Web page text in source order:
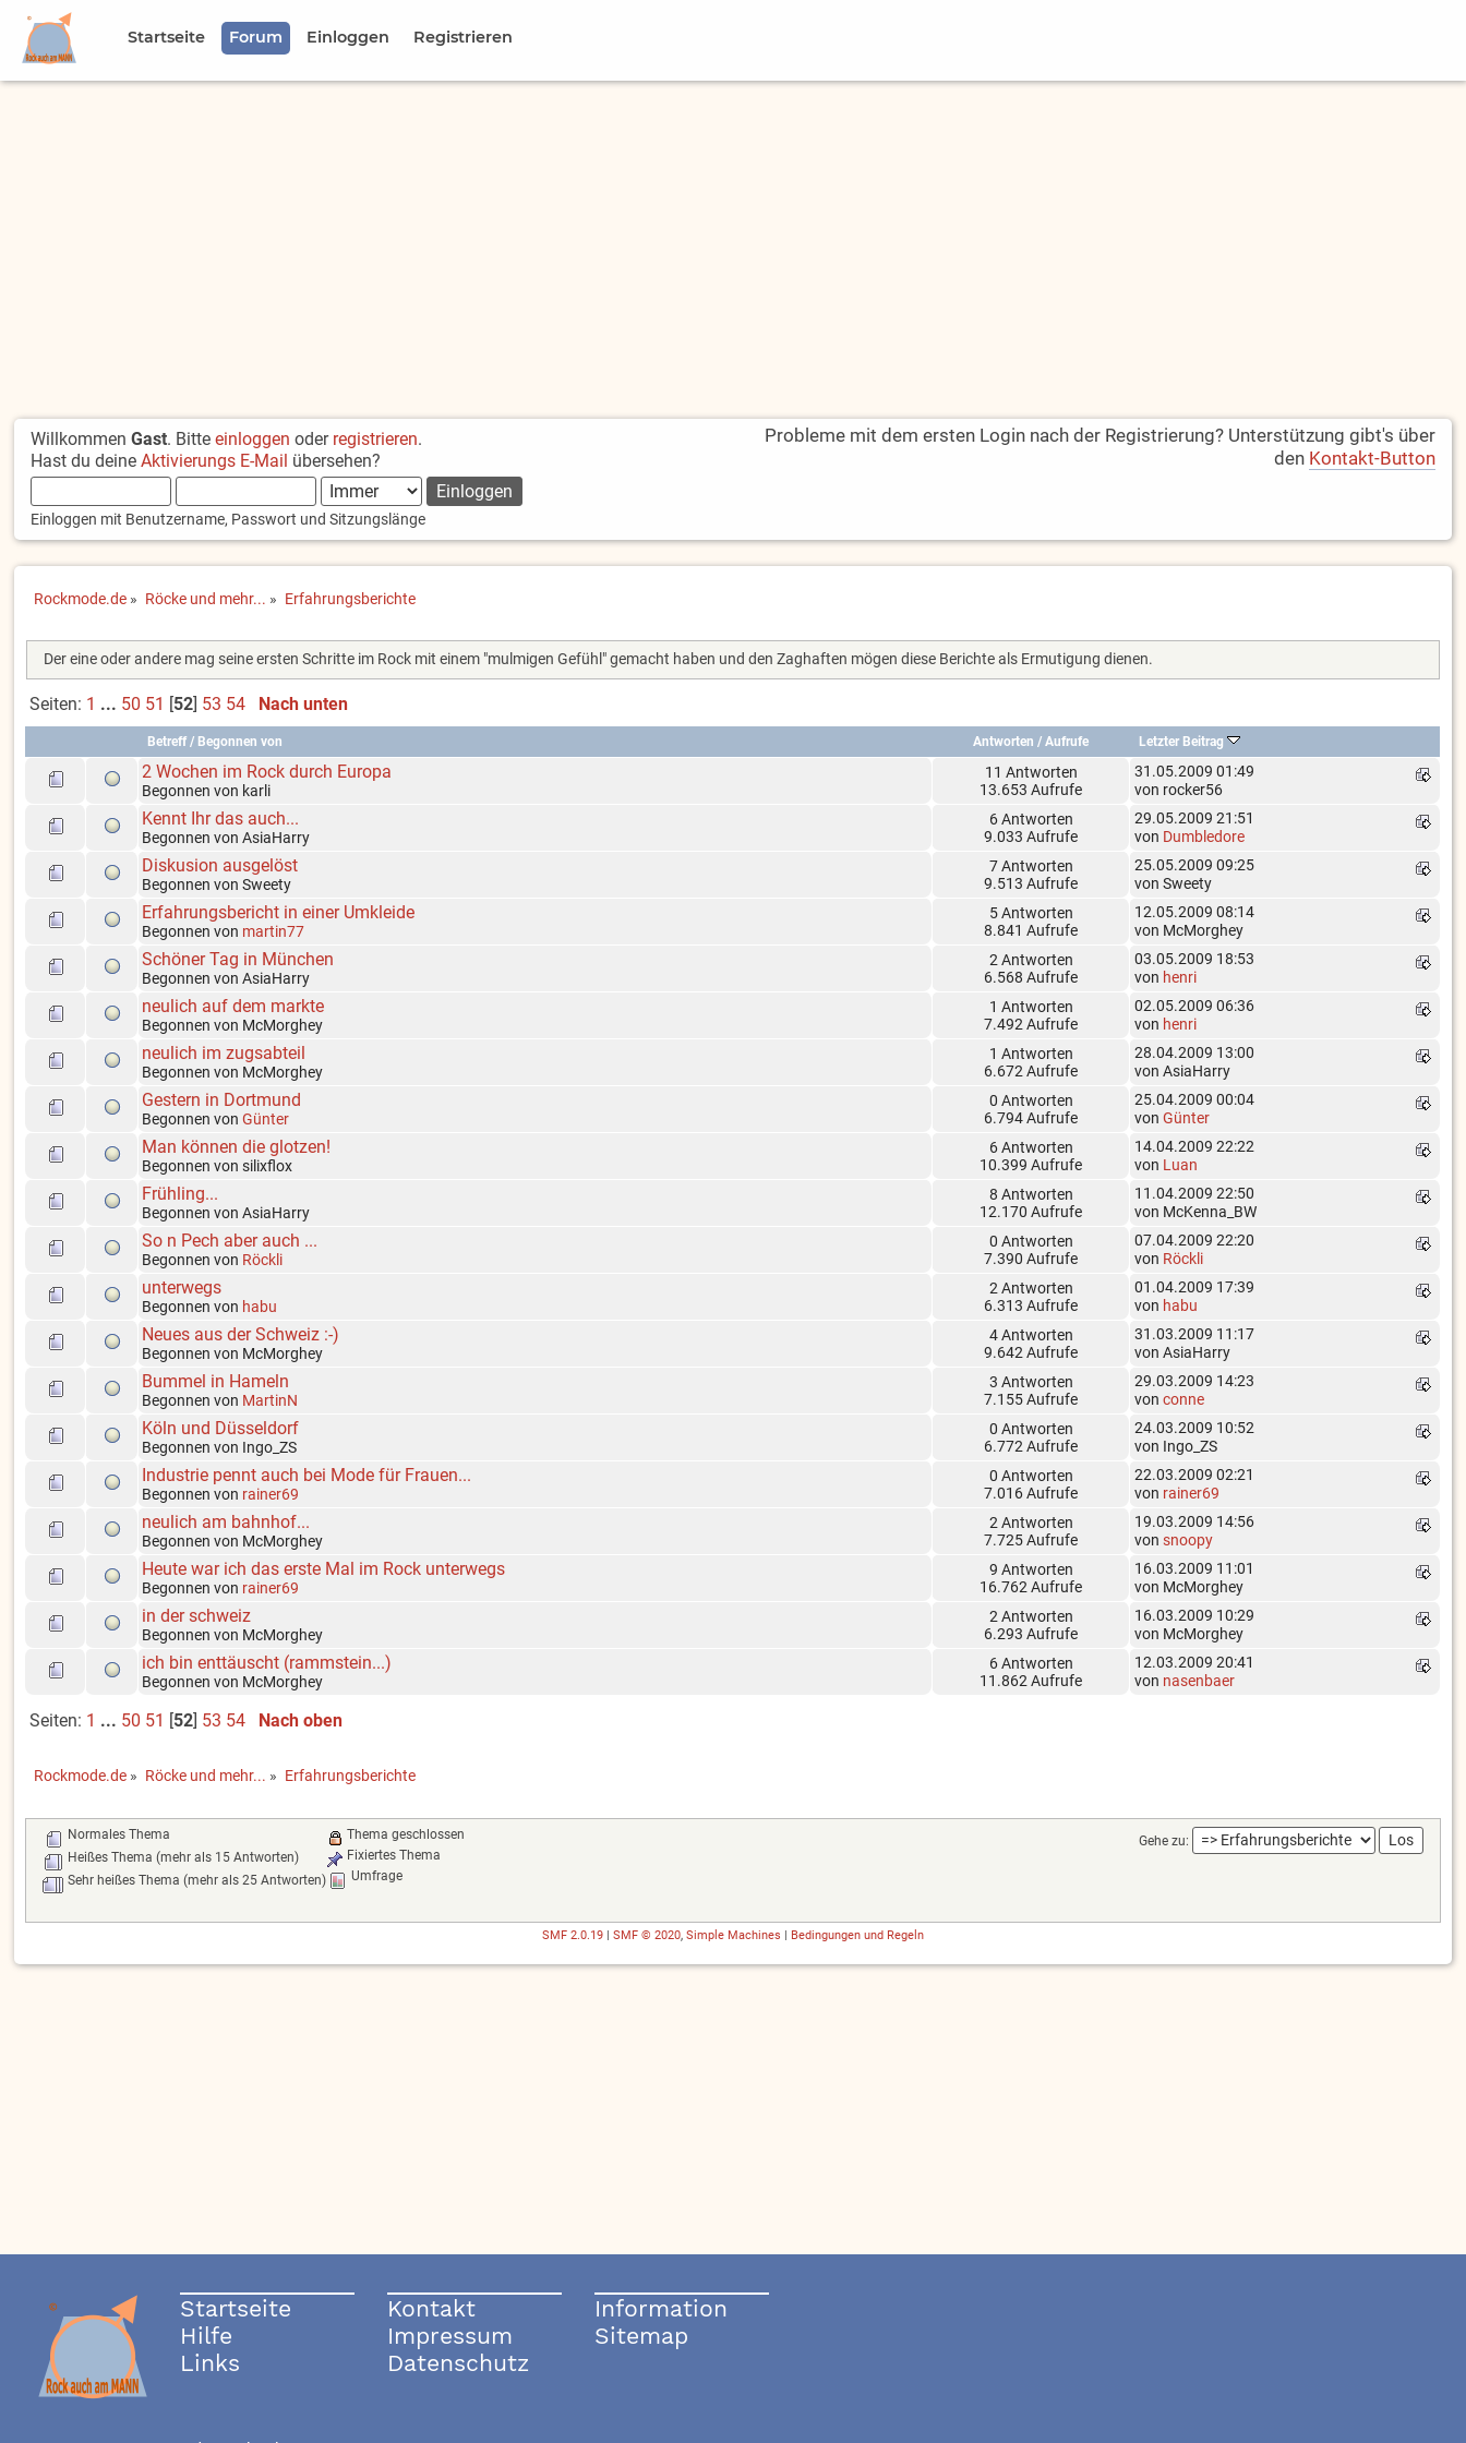
Startseite Forum Einloggen Registrieren
WillkommenGast. Bitteeinloggen oder registrieren.
Hast du deineAktivierungs E-Mail übersehen?
Einloggen mit Benutzername, Passwort und Sitzungslänge
Probleme mit dem ersten Login nach der Registrierung? Unterstützung gibt's über
den Kontakt-Button
Rockmode.de » Röcke und mehr... » Erfahrungsberichte
Der eine oder andere mag seine ersten Schritte im Rock mit einem "mulmigen Gefühl" gemacht haben und den Zaghaften mögen diese Berichte als Ermutigung dienen.
Seiten: 1 ... 50 51 [52] 53 54 Nach unten
Betreff/ Begonnen von Antworten / Aufrufe Letzter Beitrag
2 Wochen im Rock durch Europa
Begonnen von karli
11 Antworten
13.653 Aufrufe
31.05.2009 01:49
von rocker56
Kennt Ihr das auch...
Begonnen von AsiaHarry
6 Antworten
9.033 Aufrufe
29.05.2009 21:51
von Dumbledore
Diskusion ausgelöst
Begonnen von Sweety
7 Antworten
9.513 Aufrufe
25.05.2009 09:25
von Sweety
Erfahrungsbericht in einer Umkleide
Begonnen von martin77
5 Antworten
8.841 Aufrufe
12.05.2009 08:14
von McMorghey
Schöner Tag in München
Begonnen von AsiaHarry
2 Antworten
6.568 Aufrufe
03.05.2009 18:53
von henri
neulich auf dem markte
Begonnen von McMorghey
1 Antworten
7.492 Aufrufe
02.05.2009 06:36
von henri
neulich im zugsabteil
Begonnen von McMorghey
1 Antworten
6.672 Aufrufe
28.04.2009 13:00
von AsiaHarry
Gestern in Dortmund
Begonnen vonGünter
0 Antworten
6.794 Aufrufe
25.04.2009 00:04
vonGünter
Man können die glotzen!
Begonnen von silixflox
6 Antworten
10.399 Aufrufe
14.04.2009 22:22
von Luan
Frühling...
Begonnen von AsiaHarry
8 Antworten
12.170 Aufrufe
11.04.2009 22:50
von McKenna_BW
So n Pech aber auch ...
Begonnen von Röckli
0 Antworten
7.390 Aufrufe
07.04.2009 22:20
von Röckli
unterwegs
Begonnen von habu
2 Antworten
6.313 Aufrufe
01.04.2009 17:39
von habu
Neues aus der Schweiz :-)
Begonnen von McMorghey
4 Antworten
9.642 Aufrufe
31.03.2009 11:17
von AsiaHarry
Bummel in Hameln
Begonnen von MartinN
3 Antworten
7.155 Aufrufe
29.03.2009 14:23
vonconne
Köln und Düsseldorf
Begonnen von Ingo_ZS
0 Antworten
6.772 Aufrufe
24.03.2009 10:52
von Ingo_ZS
Industrie pennt auch bei Mode für Frauen...
Begonnen von rainer69
0 Antworten
7.016 Aufrufe
22.03.2009 02:21
von rainer69
neulich am bahnhof...
Begonnen von McMorghey
2 Antworten
7.725 Aufrufe
19.03.2009 14:56
vonsnoopy
Heute war ich das erste Mal im Rock unterwegs
Begonnen von rainer69
9 Antworten
16.762 Aufrufe
16.03.2009 11:01
von McMorghey
in der schweiz
Begonnen von McMorghey
2 Antworten
6.293 Aufrufe
16.03.2009 10:29
von McMorghey
ich bin enttäuscht (rammstein...)
Begonnen von McMorghey
6 Antworten
11.862 Aufrufe
12.03.2009 20:41
von nasenbaer
Seiten: 1 ... 50 51 [52] 53 54 Nach oben
Rockmode.de » Röcke und mehr... » Erfahrungsberichte
Gehe zu:
Normales Thema
Heißes Thema (mehr als 15 Antworten)
Sehr heißes Thema (mehr als 25 Antworten)
Thema geschlossen
Fixiertes Thema
Umfrage
SMF 2.0.19| SMF © 2020, Simple Machines | Bedingungen und Regeln
Startseite
Hilfe
Links
Kontakt
Impressum
Datenschutz
Information
Sitemap